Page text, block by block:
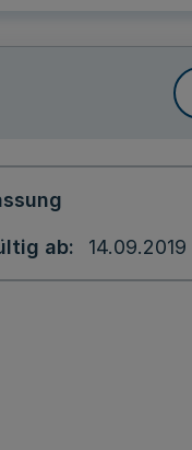
ab 14.09.2019